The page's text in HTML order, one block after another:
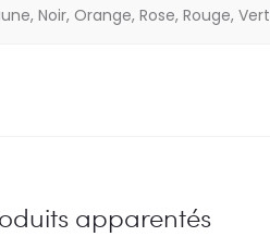
Noir, Orange, Rose, Rouge, Vert
apparentés